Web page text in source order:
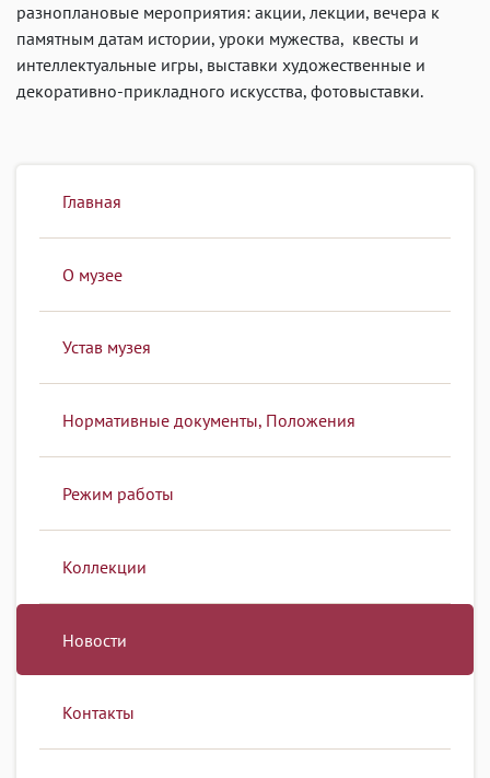
разноплановые мероприятия: акции, лекции, вечера к
памятным датам истории, уроки мужества, квесты и
интеллектуальные игры, выставки художественные и
декоративно-прикладного искусства, фотовыставки.
Главная
О музее
Устав музея
Нормативные документы, Положения
Режим работы
Коллекции
Новости
Контакты